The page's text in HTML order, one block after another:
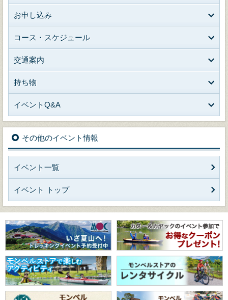
お申し込み
コース・スケジュール
交通案内
持ち物
イベントQ&A
その他のイベント情報
イベント一覧
イベント トップ